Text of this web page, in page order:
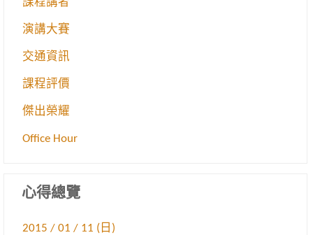
課程講者
演講大賽
交通資訊
課程評價
傑出榮耀
Office Hour
心得總覽
2015 / 01 / 11 (日)